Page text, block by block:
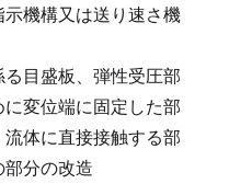
機構又は送り速さ機
目盛板、弾性受圧部
に変位端に固定した部
体に直接接触する部
分の改造